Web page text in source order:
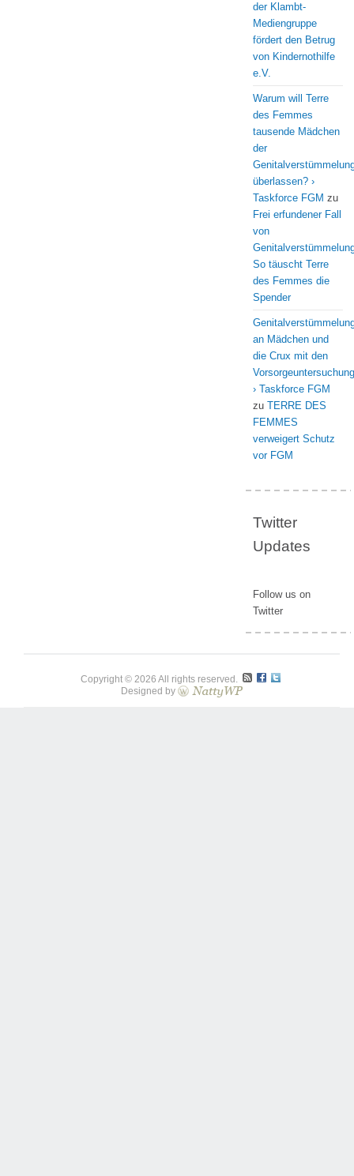
der Klambt-
Mediengruppe
fördert den Betrug
von Kindernothilfe
e.V.
Warum will Terre
des Femmes
tausende Mädchen
der
überlassen? ›
Taskforce FGM zu
Frei erfundener Fall
von
So täuscht Terre
des Femmes die
Spender
an Mädchen und
die Crux mit den
› Taskforce FGM
zu TERRE DES
FEMMES
verweigert Schutz
vor FGM
Twitter
Updates
Follow us on
Twitter
Copyright © 2026 All rights reserved.
Designed by